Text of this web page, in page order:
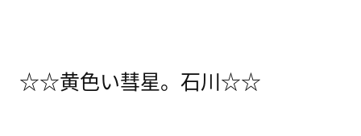
☆☆黄色い彗星。石川☆☆